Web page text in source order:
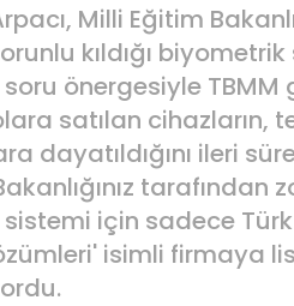
Milli Eğitim
kıldığı
soru önergesiyle
satılan cihazların,
dayatıldığını ileri
tarafından
için sadece
isimli firmaya